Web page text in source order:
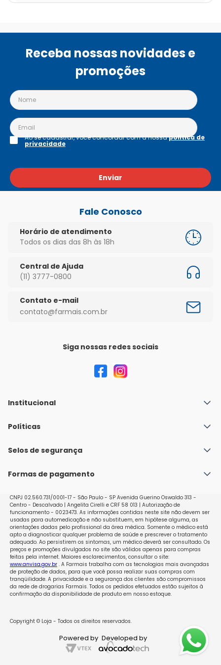
Receba nossas novidades e
promoções
Enviar
Ao se cadastrar, você concordar com a nossapolítica de
privacidade
Fale Conosco
Horário de atendimento
Todos os dias das 8h às 18h
Central de Ajuda
(11) 3777-0800
Contato e-mail
contato@farmais.com.br
Siga nossas redes sociais
Institucional
Quem Somos
Nossas lojas
Políticas
Política de Envio
Políticas de Trocas e Devoluções
Selos de segurança
Formas de pagamento
CNPJ 02.560.731/0001-17 - São Paulo - SP Avenida Guerino Oswaldo 313 -
Centro - Descalvado | Angelita Cirelli e CRF 58 013 | Autorização de
funcionamento - 0023473. As informações contidas neste site não devem ser
usadas para automedicação e não substituem, em hipótese alguma, as
orientações dadas pelo profissional da área médica. Somente o médico está
apto a diagnosticar qualquer problema de saúde e prescrever o tratamento
adequado. Ao persistirem os sintomas, um médico deverá ser consultado. Os
preços e promoções divulgados no site são válidos apenas para compras
feitas pela internet. Maiores esclarecimentos, consultar o site:
www.anvisa.gov.br. A Farmais trabalha com as tecnologias mais avançadas
de proteção de dados, para que você possa realizar suas compras com
tranqüilidade. A privacidade e a segurança dos clientes são compromissos
da rede de drogarias Farmais. Todos os pedidos efetuados estão sujeitos à
confirmação da disponibilidade de produto em nosso estoque.
Copyright © Loja - Todos os direitos reservados.
Powered by Developed by